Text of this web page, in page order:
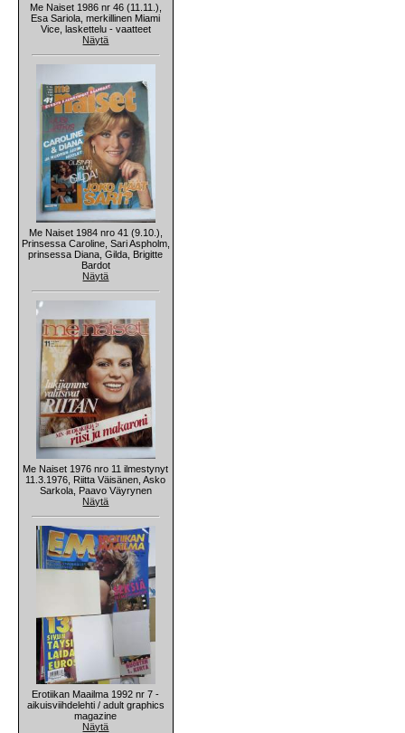
Me Naiset 1986 nr 46 (11.11.),
Esa Sariola, merkillinen Miami
Vice, laskettelu - vaatteet
Näytä
Me Naiset 1984 nro 41 (9.10.),
Prinsessa Caroline, Sari Aspholm,
prinsessa Diana, Gilda, Brigitte
Bardot
Näytä
Me Naiset 1976 nro 11 ilmestynyt
11.3.1976, Riitta Väisänen, Asko
Sarkola, Paavo Väyrynen
Näytä
Erotiikan Maailma 1992 nr 7 -
aikuisviihdelehti / adult graphics
magazine
Näytä